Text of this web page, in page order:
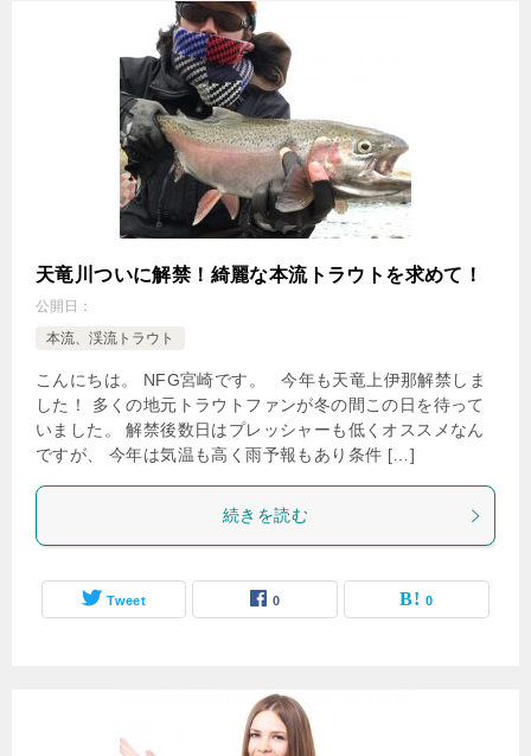
天竜川ついに解禁！綺麗な本流トラウトを求めて！
公開日：
本流、渓流トラウト
こんにちは。 NFG宮崎です。 今年も天竜上伊那解禁しま
した！ 多くの地元トラウトファンが冬の間この日を待って
いました。 解禁後数日はプレッシャーも低くオススメなん
ですが、 今年は気温も高く雨予報もあり条件 […]
続きを読む
Tweet 0 0